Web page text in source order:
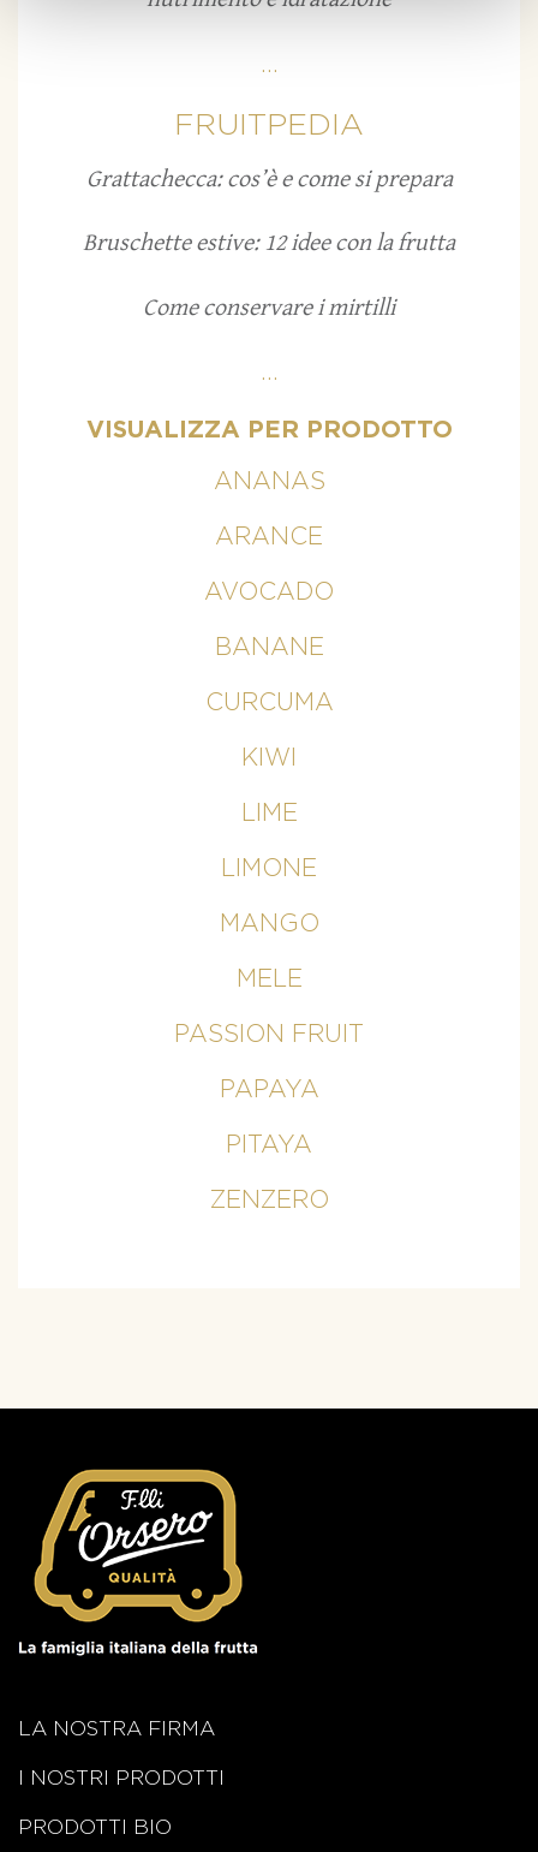
...
FRUITPEDIA
Grattachecca: cos’è e come si prepara
Bruschette estive: 12 idee con la frutta
Come conservare i mirtilli
...
VISUALIZZA PER PRODOTTO
ANANAS
ARANCE
AVOCADO
BANANE
CURCUMA
KIWI
LIME
LIMONE
MANGO
MELE
PASSION FRUIT
PAPAYA
PITAYA
ZENZERO
LA NOSTRA FIRMA
I NOSTRI PRODOTTI
PRODOTTI BIO